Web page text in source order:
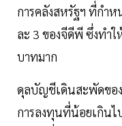
การคลังสหรัฐฯ ที่กำห
ละ 3 ของจีดีพี ซึ่งทำ
บาทมาก
ดุลบัญชีเดินสะพัดขอ
การลงทุนที่น้อยเกิน